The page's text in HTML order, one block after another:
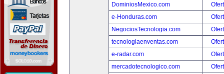
DominiosMexico.com
e-Honduras.com
NegociosTecnologia.com
tecnologiaenventas.com
e-radar.com
mercadotecnologico.com